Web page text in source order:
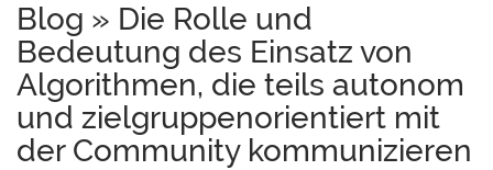
Blog » Die Rolle und
Bedeutung des Einsatz von
Algorithmen, die teils autonom
und zielgruppenorientiert mit
der Community kommunizieren